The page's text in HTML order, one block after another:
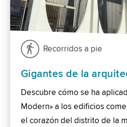
Recorridos a pie
Gigantes de la
Descubre cómo se ha
Modern» a los edificios
el corazón del distrito de la